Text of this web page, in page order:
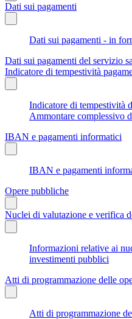
Dati sui pagamenti
Dati sui pagamenti - in
Dati sui pagamenti del servizio
Indicatore di tempestività
Indicatore di tempestività
Ammontare complessivo
IBAN e pagamenti informatici
IBAN e pagamenti
Opere pubbliche
Nuclei di valutazione e verifica
Informazioni relative ai
investimenti pubblici
Atti di programmazione delle
Atti di programmazione